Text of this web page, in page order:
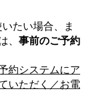
たい場合、ま
、 事前のご予約
約システムにア
いただく／お電